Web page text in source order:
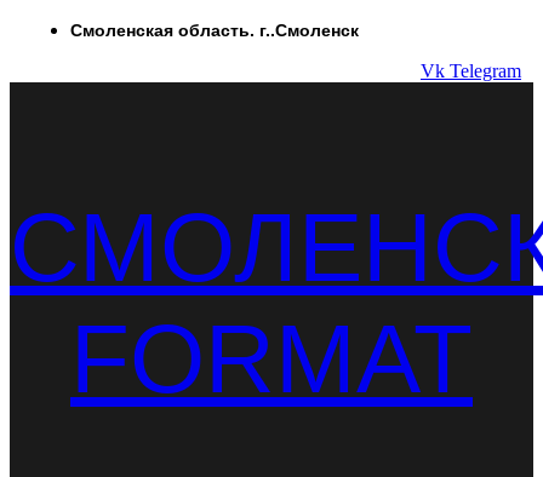
ПерейтиСмоленская область. г..Смоленск
Vk Telegram
FORMAT